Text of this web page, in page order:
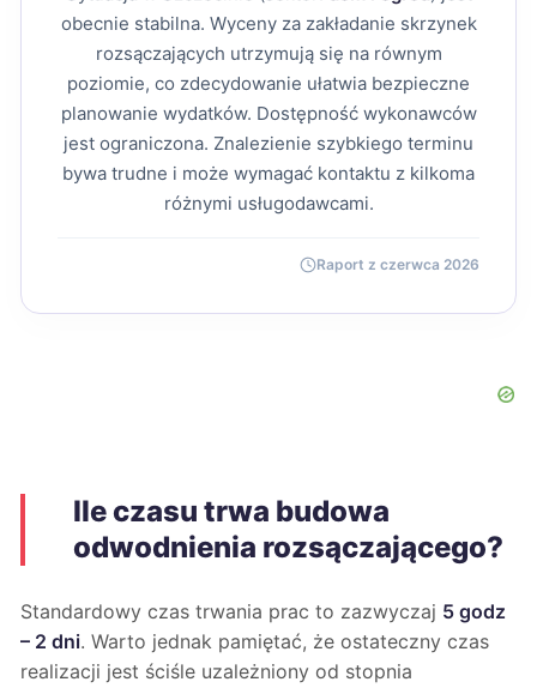
obecnie stabilna. Wyceny za zakładanie skrzynek
rozsączających utrzymują się na równym
poziomie, co zdecydowanie ułatwia bezpieczne
planowanie wydatków. Dostępność wykonawców
jest ograniczona. Znalezienie szybkiego terminu
bywa trudne i może wymagać kontaktu z kilkoma
różnymi usługodawcami.
Raport z czerwca 2026
Ile czasu trwa budowa
odwodnienia rozsączającego?
Standardowy czas trwania prac to zazwyczaj 5 godz
– 2 dni. Warto jednak pamiętać, że ostateczny czas
realizacji jest ściśle uzależniony od stopnia